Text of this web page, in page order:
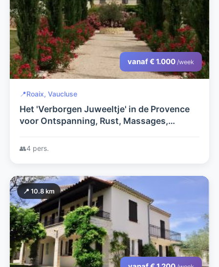
vanaf € 1.000 /week
📍Roaix, Vaucluse
Het 'Verborgen Juweeltje' in de Provence
voor Ontspanning, Rust, Massages,
👥4 pers.
📍 10.8 km